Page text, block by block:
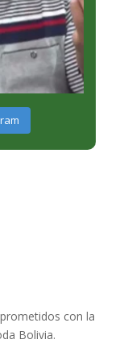
con la
Bolivia.